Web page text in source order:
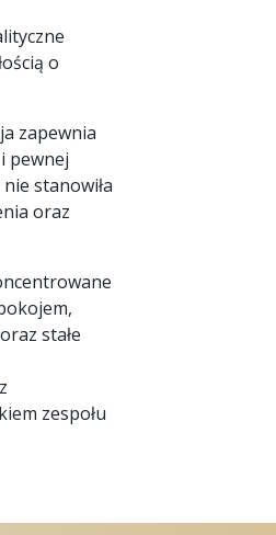
o
zapewnia
pewnej
stanowiła
oraz
stałe
zespołu